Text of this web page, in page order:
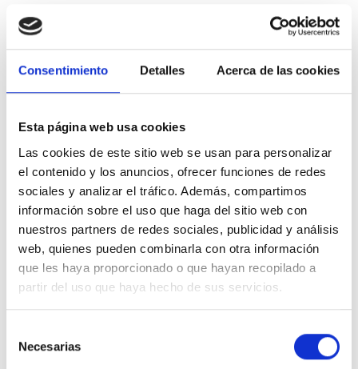
Consentimiento Detalles Acerca de las cookies
Esta página web usa cookies
Las cookies de este sitio web se usan para personalizar
el contenido y los anuncios, ofrecer funciones de redes
sociales y analizar el tráfico. Además, compartimos
información sobre el uso que haga del sitio web con
nuestros partners de redes sociales, publicidad y análisis
web, quienes pueden combinarla con otra información
que les haya proporcionado o que hayan recopilado a
partir del uso que haya hecho de sus servicios.
Necesarias
Además, en el seno familiar sigue existiendo el estigma
de la salud mental. «Cuando hay una persona con un
trastorno mental, la familia tiende a ocultarlo, cuando en
realidad lo mejor es que lo dieran a conocer, porque
entonces se podría actuar en consecuencia y
de Tú Decides.«Cuando acaba el brote, empieza el
sufrimiento», añade.
Ese sufrimiento es, según su experiencia, «la diferencia
entre un visionario y una persona con problemas de
salud mental». Y lo que es peor, puede llevar muchas
veces al suicidio. «Hay gente que se suicida porque está
cansada de sufrir», dice Gorry, para concluir:«El
sufrimiento mental está infravalorado».
Gorry y Tú Decides atienden de forma gratuita a familias
asociación acepta donaciones vía transferencia en la